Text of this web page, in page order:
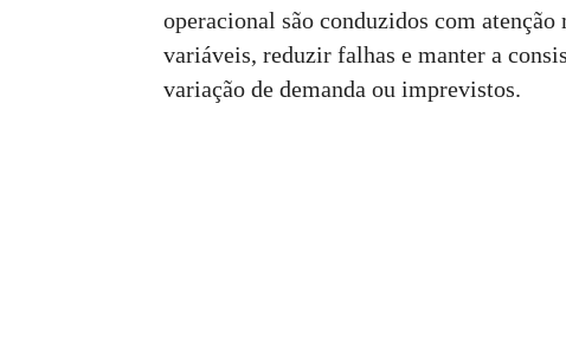
operacional são conduzidos com
variáveis, reduzir falhas e manter a
variação de demanda ou imprevistos.